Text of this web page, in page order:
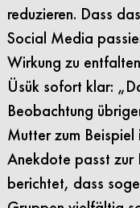
reduzieren. Dass
Social Media
Wirkung zu
Üsük sofort klar:
Beobachtung
Mutter zum
Anekdote passt zur
berichtet, dass